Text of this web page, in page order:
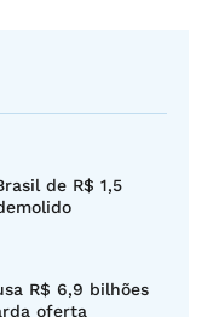
de R$ 1,5
R$ 6,9 bilhões
oferta